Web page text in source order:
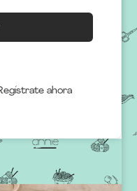
ahora